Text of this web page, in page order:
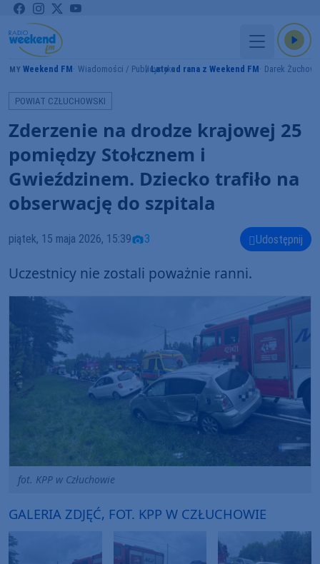
Weekend FM Wiadomości / PublicystykaLato od rana z Weekend FM Darek
POWIAT CZŁUCHOWSKI
Zderzenie na drodze krajowej 25
pomiędzy Stołcznem i
Gwieździnem. Dziecko trafiło na
obserwację do szpitala
piątek, 15 maja 2026, 15:39 3 Udostępnij
Uczestnicy nie zostali poważnie ranni.
fot. KPP w Człuchowie
GALERIA ZDJĘĆ, FOT. KPP W CZŁUCHOWIE